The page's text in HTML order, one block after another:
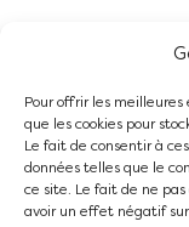
Pour offrir les
que les cookies pour
Le fait de consentir à
données telles que le
ce site. Le fait de ne
avoir un effet négatif